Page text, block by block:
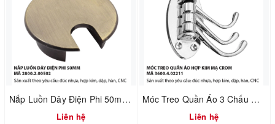
Nắp Luồn Dây Điện Phi 50mm Hợp Kim Đúc Xi Mạ Giả Cổ – Mã 2800.2.00502
Liên hệ
Móc Treo Quần Áo 3 Chấu Gấp Xếp Mạ Crom – Gắn Tường | Mã 3600.4.02211
Liên hệ